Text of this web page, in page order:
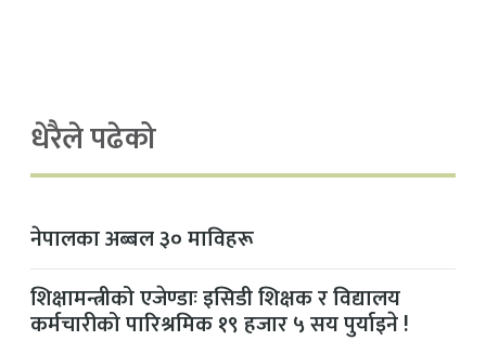
धेरैले पढेको
नेपालका अब्बल ३० माविहरू
शिक्षामन्त्रीको एजेण्डाः इसिडी शिक्षक र विद्यालय
कर्मचारीको पारिश्रमिक १९ हजार ५ सय पुर्याइने !